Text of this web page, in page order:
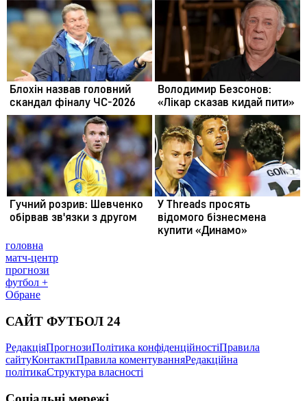
головна
матч-центр
прогнози
футбол +
Обране
САЙТ ФУТБОЛ 24
РедакціяПрогнозиПолітика конфіденційностіПравила
сайтуКонтактиПравила коментуванняРедакційна
політикаСтруктура власності